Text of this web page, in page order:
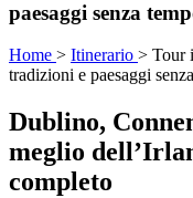
paesaggi senza
Home > Itinerario > Tour
tradizioni e paesaggi
Dublino,
meglio
completo